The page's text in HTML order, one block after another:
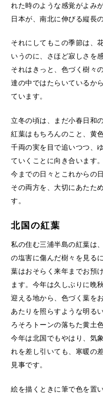
れた時のような感覚がよみ
日本が、南北に伸びる縦長
それにしてもこの季節は、
いうのに、さほど寂しさを
それはきっと、色づく樹々
達の中ではたらいているか
ています。
立冬の頃は、まだ小春日和
紅葉はもちろんのこと、黄
千両の実を目で追いつつ、
ていくことに向き合います。
今までの日々とこれからの日
その両方を、大切にあたた
す。
北国の紅葉
私の住む三浦半島の紅葉は
の塩害に傷んだ樹々を見る
葉はおそらく来年までお預
ます。今年は久しぶりに晩
迎える地から、色づく葉を
あたりを照らすような明る
ろそろトーンの落ちた黄土
今年は北国でもやはり、気
れを差し引いても、寒暖の
見事です。
絵を描くときに筆で色を置